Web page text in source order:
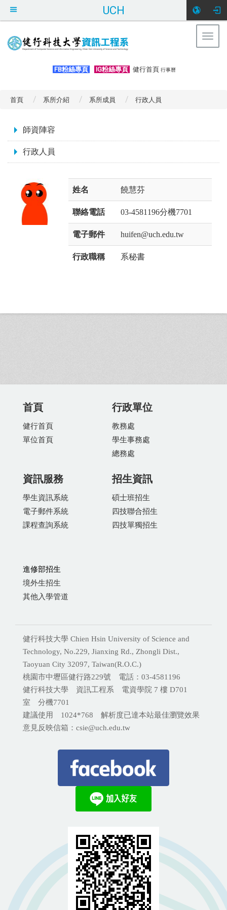
UCH
FB粉絲專頁 IG粉絲專頁 健行首頁 行事曆
首頁 系所介紹 系所成員 行政人員
師資陣容
行政人員
姓名 饒慧芬
聯絡電話 03-4581196分機7701
電子郵件 huifen@uch.edu.tw
行政職稱 系秘書
首頁
健行首頁
單位首頁
行政單位
教務處
學生事務處
總務處
資訊服務
學生資訊系統
電子郵件系統
課程查詢系統
招生資訊
碩士班招生
四技聯合招生
四技單獨招生
進修部招生
境外生招生
其他入學管道
健行科技大學 Chien Hsin University of Science and
Technology, No.229, Jianxing Rd., Zhongli Dist.,
Taoyuan City 32097, Taiwan(R.O.C.)
桃園市中壢區健行路229號 電話：03-4581196
健行科技大學 資訊工程系 電資學院 7 樓 D701
室 分機7701
建議使用 1024*768 解析度已達本站最佳瀏覽效果
意見反映信箱：csie@uch.edu.tw